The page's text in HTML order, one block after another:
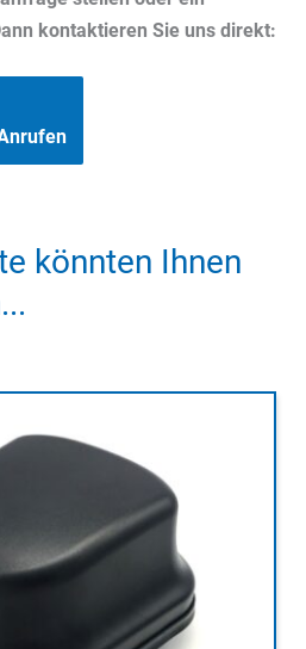
kontaktieren Sie uns direkt:
könnten Ihnen